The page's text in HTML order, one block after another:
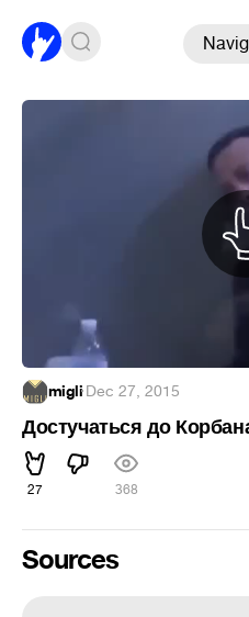
migli·Dec 27, 2015
Достучаться до
27 368
Sources